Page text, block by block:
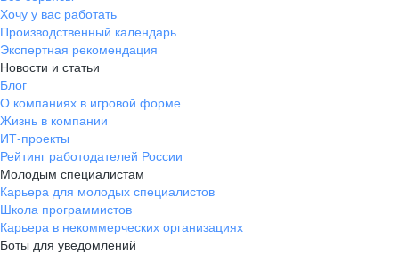
Хочу у вас работать
Производственный календарь
Экспертная рекомендация
Новости и статьи
Блог
О компаниях в игровой форме
Жизнь в компании
ИТ-проекты
Рейтинг работодателей России
Молодым специалистам
Карьера для молодых специалистов
Школа программистов
Карьера в некоммерческих организациях
Боты для уведомлений